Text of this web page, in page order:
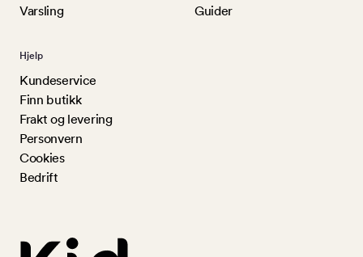
Varsling
Guider
Hjelp
Kundeservice
Finn butikk
Frakt og levering
Personvern
Cookies
Bedrift